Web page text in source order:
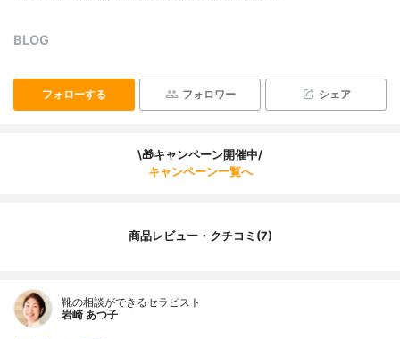
BLOG
フォローする フォロワー シェア
\🎁キャンペーン開催中/
キャンペーン一覧へ
商品レビュー・クチコミ(7)
靴の相談ができるセラピスト
岩崎 あつ子